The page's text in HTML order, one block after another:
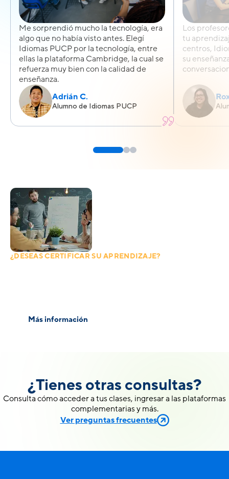
Me sorprendió mucho la tecnología, era
algo que no había visto antes. Elegí
Idiomas PUCP por la tecnología, entre
ellas la plataforma Cambridge, la cual se
refuerza muy bien con la calidad de
enseñanza.
Adrián C.
Alumno de Idiomas PUCP
Los
tu
centros,
su
¿DESEAS CERTIFICAR SU APRENDIZAJE?
Más información
¿Tienes otras consultas?
Consulta cómo acceder a tus clases, ingresar a las plataformas
complementarias y más.
Ver preguntas frecuentes